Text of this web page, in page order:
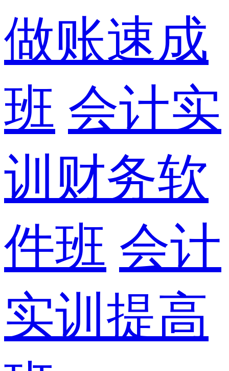
做账速成
班 会计实
训财务软
件班 会计
实训提高